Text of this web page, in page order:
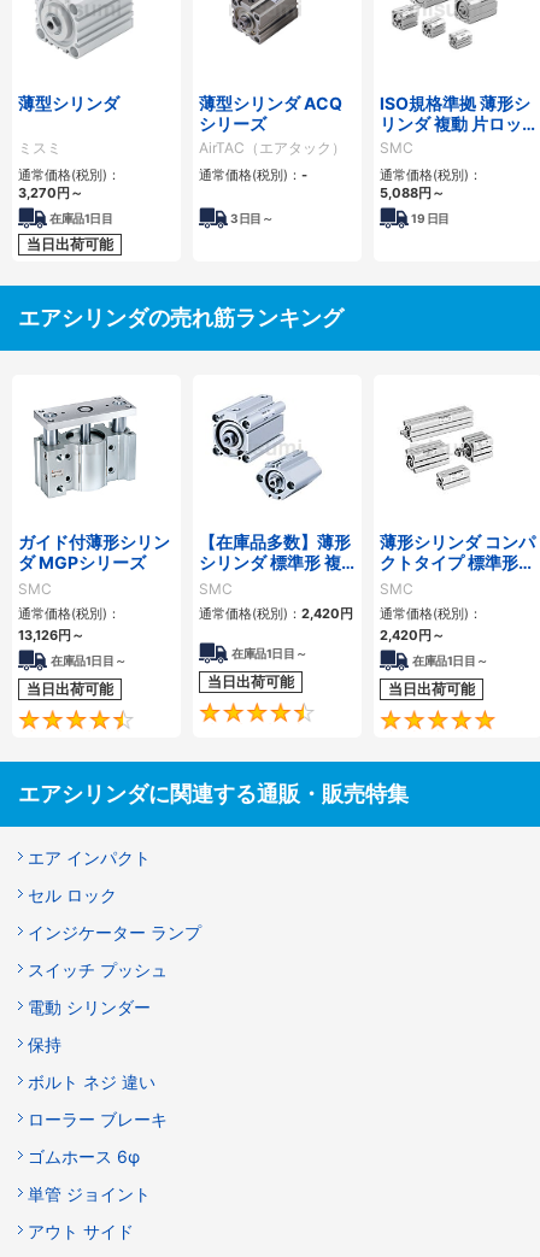
薄型シリンダ
ミスミ
通常価格(税別)：
3,270 円 ～
在庫品1日目
当日出荷可能
薄型シリンダ ACQ
シリーズ
AirTAC（エアタック）
通常価格(税別)： -
3日目～
ISO規格準拠 薄形シ
リンダ 複動 片ロッ
ド C55シリーズ
SMC
通常価格(税別)：
5,088円 ～
19 日目
エアシリンダの売れ筋ランキング
ガイド付薄形シリン
ダ MGPシリーズ
SMC
通常価格(税別)：
13,126円 ～
在庫品1日目～
当日出荷可能
4.6
【在庫品多数】薄形
シリンダ 標準形 複
動・片ロッド CQ2
シリーズ
SMC
通常価格(税別)： 2,420 円
在庫品1日目～
当日出荷可能
4.5
薄形シリンダ コンパ
クトタイプ 標準形
複動 片ロッド CQS
シリーズ
SMC
通常価格(税別)：
2,420 円 ～
在庫品1日目～
当日出荷可能
エアシリンダに関連する通販・販売特集
エア インパクト
セル ロック
インジケーター ランプ
スイッチ プッシュ
電動 シリンダー
保持
ボルト ネジ 違い
ローラー ブレーキ
ゴムホース 6φ
単管 ジョイント
アウト サイド